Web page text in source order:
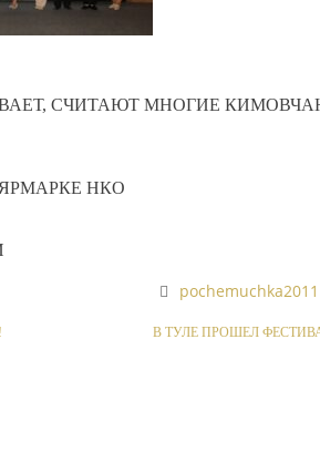
СЧИТАЮТ МНОГИЕ
НКО
pochemuchka2011
В ТУЛЕ ПРОШЕЛ